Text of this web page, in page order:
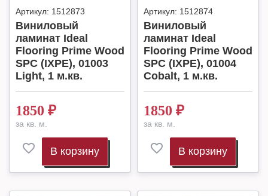
Артикул: 1512873
Виниловый
ламинат Ideal
Flooring Prime Wood
SPC (IXPE), 01003
Light, 1 м.кв.
1850 ₽
за кв. м.
В корзину
Артикул: 1512874
Виниловый
ламинат Ideal
Flooring Prime Wood
SPC (IXPE), 01004
Cobalt, 1 м.кв.
1850 ₽
за кв. м.
В корзину